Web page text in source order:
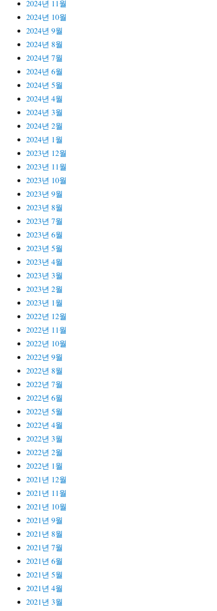
2024년 11월
2024년 10월
2024년 9월
2024년 8월
2024년 7월
2024년 6월
2024년 5월
2024년 4월
2024년 3월
2024년 2월
2024년 1월
2023년 12월
2023년 11월
2023년 10월
2023년 9월
2023년 8월
2023년 7월
2023년 6월
2023년 5월
2023년 4월
2023년 3월
2023년 2월
2023년 1월
2022년 12월
2022년 11월
2022년 10월
2022년 9월
2022년 8월
2022년 7월
2022년 6월
2022년 5월
2022년 4월
2022년 3월
2022년 2월
2022년 1월
2021년 12월
2021년 11월
2021년 10월
2021년 9월
2021년 8월
2021년 7월
2021년 6월
2021년 5월
2021년 4월
2021년 3월